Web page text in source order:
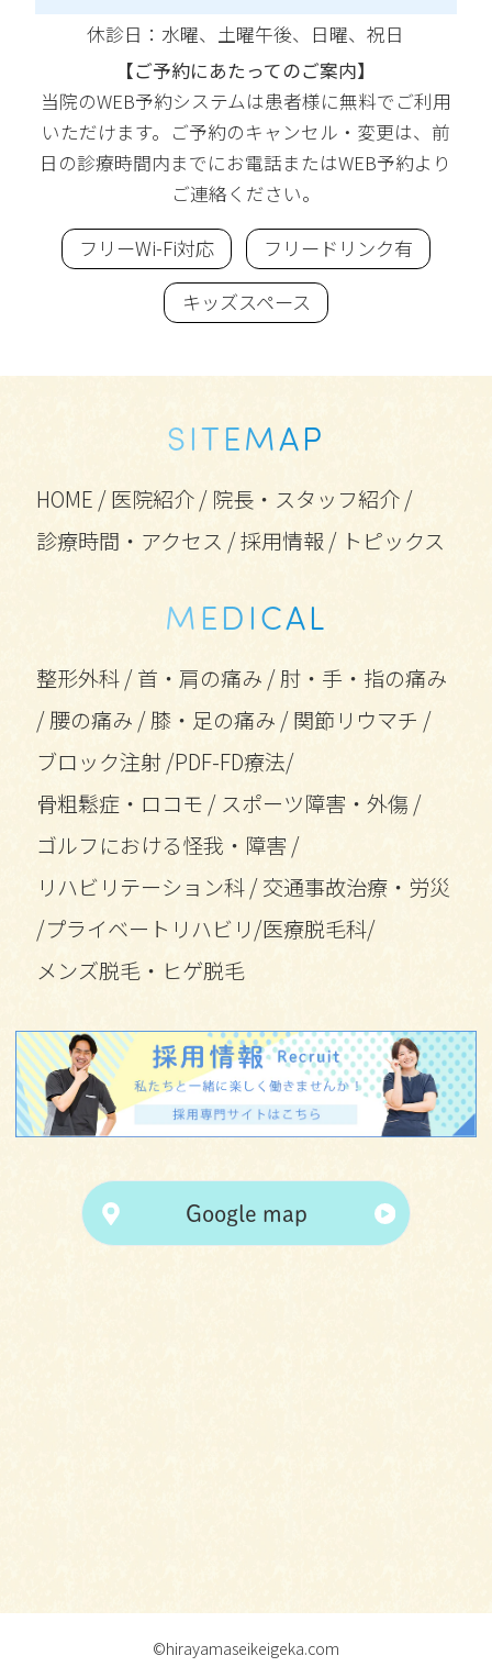
休診日：水曜、土曜午後、日曜、祝日
【ご予約にあたってのご案内】
当院のWEB予約システムは患者様に無料でご利用
いただけます。ご予約のキャンセル・変更は、前
日の診療時間内までにお電話またはWEB予約より
ご連絡ください。
フリーWi-Fi対応
フリードリンク有
キッズスペース
SITEMAP
HOME /医院紹介/ 院長・スタッフ紹介/
診療時間・アクセス /採用情報 / トピックス
MEDICAL
整形外科/首・肩の痛み /肘・手・指の痛み
/腰の痛み /膝・足の痛み /関節リウマチ /
ブロック注射/PDF-FD療法/
骨粗鬆症・ロコモ / スポーツ障害・外傷 /
ゴルフにおける怪我・障害 /
リハビリテーション科/交通事故治療・労災
/プライベートリハビリ/医療脱毛科/
メンズ脱毛・ヒゲ脱毛
Google map
©hirayamaseikeigeka.com